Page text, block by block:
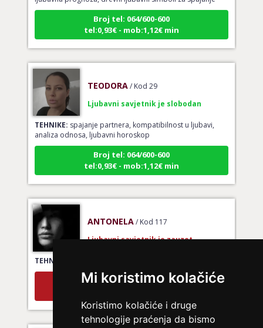
Mi koristimo kolačiće
Koristimo kolačiće i druge
tehnologije praćenja da bismo
Broj tel: 064/600-600
tel:0,93€ - mob:1,12€ min
TEODORA / Kod 29
Ljubavni savjetnik je slobodan
TEHNIKE:spajanje partnera, kompatibilnost u ljubavi,
analiza odnosa, ljubavni horoskop
Broj tel: 064/600-600
tel:0,93€ - mob:1,12€ min
ANTONELA / Kod 117
Ljubavni savjetnik je zauzet
TEHNIKE:
Broj tel: 064/600-600
tel:0,93€ - mob:1,12€ min